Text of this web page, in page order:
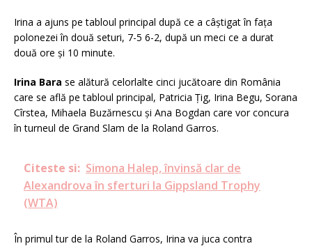
Irina a ajuns pe tabloul principal după ce a câștigat în fața
polonezei în două seturi, 7-5 6-2, după un meci ce a durat
două ore și 10 minute.
Irina Bara se alătură celorlalte cinci jucătoare din România
care se află pe tabloul principal, Patricia Țig, Irina Begu, Sorana
Cîrstea, Mihaela Buzărnescu și Ana Bogdan care vor concura
în turneul de Grand Slam de la Roland Garros.
Citeste si: Simona Halep, învinsă clar de
Alexandrova în sferturi la Gippsland Trophy
(WTA)
În primul tur de la Roland Garros, Irina va juca contra